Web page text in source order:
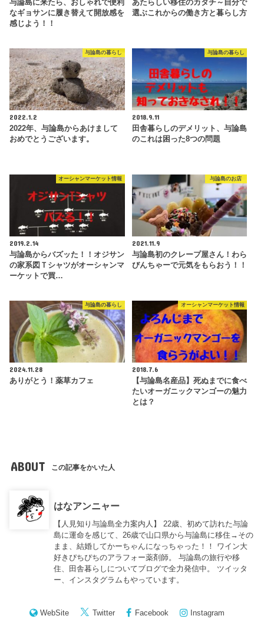
与論島に来たら、おしゃれで便利
なギョサンに履き替えて開放感を
感じよう！！
あたらしい移住のカタチ～自分で
選ぶこれからの働き方と暮らし方
与論島の暮らし
2022.1.2
2022年、与論島からあけまして
おめでとうございます。
与論島の暮らし
2018.9.11
田舎暮らしのデメリット、与論島
のこれは困った8つの問題
オーシャンマーケット情報
2019.2.14
与論島からバズッた！！オジサン
の家系図Ｔシャツがオーシャンマ
ーケットで買…
与論島のお店
2021.11.9
与論島初のクレープ屋さん！わら
びんちゃーで元気をもらおう！！
与論島の暮らし
2024.11.28
ありがとう！薬草カフェ
オーシャンマーケット情報
2018.7.6
【与論島名産品】死ぬまでに食べ
たいオーガニックマンゴーの魅力
とは？
ABOUT この記事をかいた人
はなアンニャー
【人見知り与論島全力案内人】 22歳、初めて訪れた与論
島に運命を感じて、26歳で山口県から与論島に移住→その
まま、結婚してかーちゃんになっちゃった！！ ワイン大
好きぴちぴちのアラフォー薬剤師。 与論島の旅行や移
住、田舎暮らしについてブログで全力発信中。 ツイッタ
ー、インスタグラムもやっています。
WebSite Twitter Facebook Instagram